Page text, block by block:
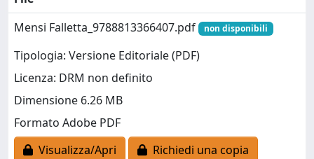
Mensi Falletta_9788813366407.pdf
non disponibili
Tipologia: Versione Editoriale (PDF)
Licenza: DRM non definito
Dimensione 6.26 MB
Formato Adobe PDF
Visualizza/Apri
Richiedi una copia